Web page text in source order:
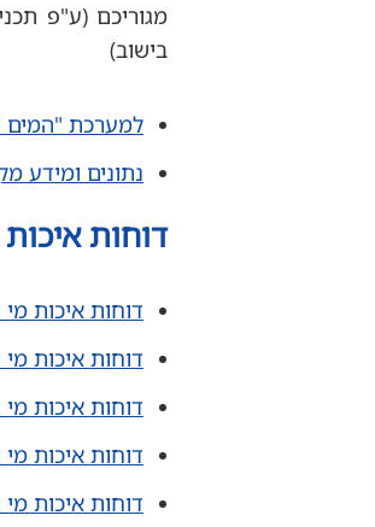
מגוריכם (ע"פ
בישוב)
למערכת "המים
נתונים ומידע
דוחות
דוחות איכות מי
דוחות איכות מי
דוחות איכות מי
דוחות איכות מי
דוחות איכות מי